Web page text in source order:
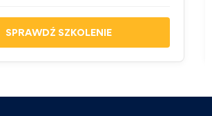
SPRAWDŹ SZKOLENIE